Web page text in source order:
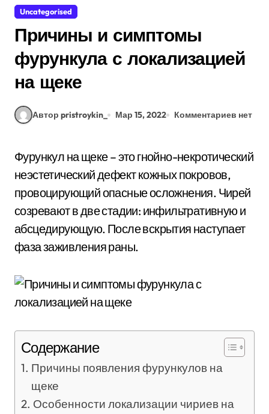
Uncategorised
Причины и симптомы
фурункула с локализацией
на щеке
Автор pristroykin_ Мар 15, 2022 Комментариев нет
Фурункул на щеке – это гнойно-некротический
неэстетический дефект кожных покровов,
провоцирующий опасные осложнения. Чирей
созревают в две стадии: инфильтративную и
абсцедирующую. После вскрытия наступает
фаза заживления раны.
Содержание
Причины появления фурункулов на
щеке
Особенности локализации чириев на